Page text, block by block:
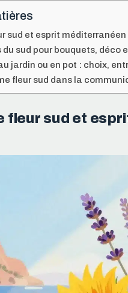
sud et esprit méditerranéen
du sud pour bouquets, déco
jardin ou en pot : choix,
fleur sud dans la
fleur sud et